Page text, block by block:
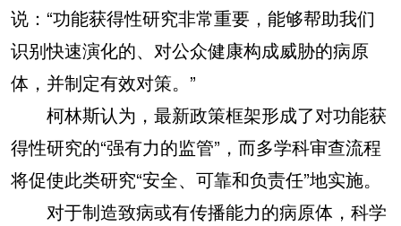
说：“功能获得性研究非常重要，能够帮助我们
识别快速演化的、对公众健康构成威胁的病原
体，并制定有效对策。”
柯林斯认为，最新政策框架形成了对功能获
得性研究的“强有力的监管”，而多学科审查流程
将促使此类研究“安全、可靠和负责任”地实施。
对于制造致病或有传播能力的病原体，科学